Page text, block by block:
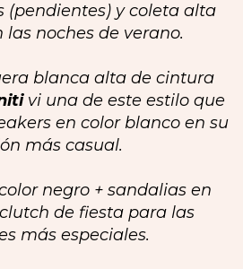
(pendientes) y coleta alta
las noches de verano.
blanca alta de cintura
vi una de este estilo que
en color blanco en su
más casual.
negro + sandalias en
de fiesta para las
más especiales.